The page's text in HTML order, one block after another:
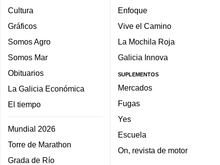
Cultura
Gráficos
Somos Agro
Somos Mar
Obituarios
La Galicia Económica
El tiempo
Mundial 2026
Torre de Marathon
Grada de Río
Enfoque
Vive el Camino
La Mochila Roja
Galicia Innova
SUPLEMENTOS
Mercados
Fugas
Yes
Escuela
On, revista de motor